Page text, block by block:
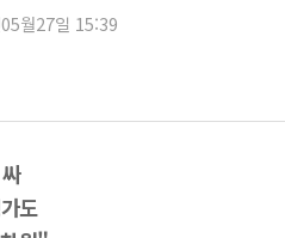
뉴욕증시 개장 전 특징
보훈부, 미 DPAA와
트럼프 "금리 내려야"…파
李 "해남 태양광, 대한민
월27일 15:39
도